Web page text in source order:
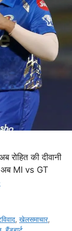
की दीवानी
अब MI vs GT
,खेलसमाचार,